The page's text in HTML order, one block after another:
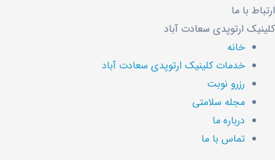
ارتباط با ما
کلینیک ارتوپدی سعادت آباد
خانه
خدمات کلینیک ارتوپدی سعادت آباد
رزرو نوبت
مجله سلامتی
درباره ما
تماس با ما